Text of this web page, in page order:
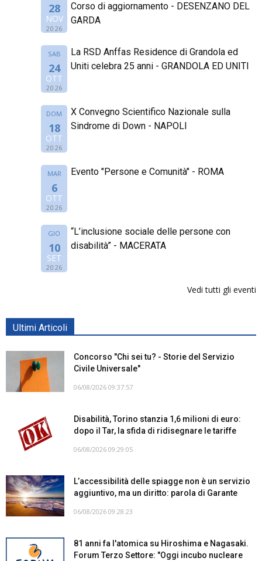
28
NOV
2026
Corso di aggiornamento - DESENZANO DEL
GARDA
SAB
24
OTT
2026
La RSD Anffas Residence di Grandola ed
Uniti celebra 25 anni - GRANDOLA ED UNITI
DOM
18
OTT
2026
X Convegno Scientifico Nazionale sulla
Sindrome di Down - NAPOLI
MAR
6
OTT
2026
Evento "Persone e Comunità" - ROMA
GIO
10
SET
2026
“L’inclusione sociale delle persone con
disabilità” - MACERATA
Vedi tutti gli eventi
Ultimi Articoli
Concorso "Chi sei tu? - Storie del Servizio
Civile Universale"
06/08/2026 09:37:57
Disabilità, Torino stanzia 1,6 milioni di euro:
dopo il Tar, la sfida di ridisegnare le tariffe
06/08/2026 09:29:05
L’accessibilità delle spiagge non è un servizio
aggiuntivo, ma un diritto: parola di Garante
06/08/2026 09:28:23
81 anni fa l'atomica su Hiroshima e Nagasaki.
Forum Terzo Settore: "Oggi incubo nucleare